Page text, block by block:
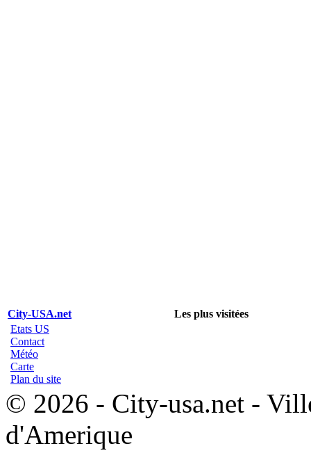
City-USA.net
Les plus visitées
Etats US
Contact
Météo
Carte
Plan du site
© 2026 - City-usa.net -
d'Amerique